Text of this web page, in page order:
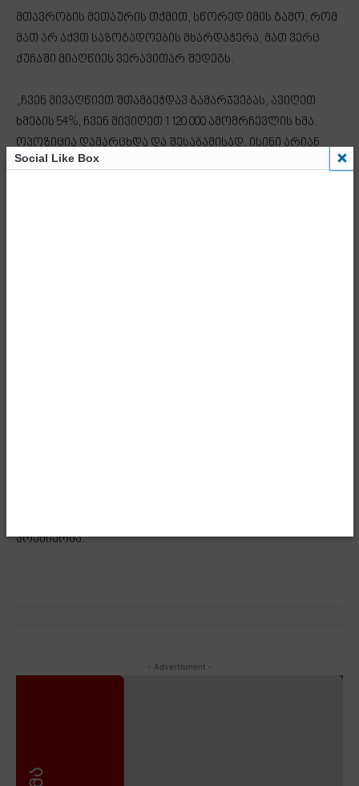
მთავრობის მეთაურის თქმით, სწორედ იმის გამო, რომ
მათ არ აქვთ საზოგადოების მხარდაჭერა, მათ ვერც
ქუჩაში მიაღწიეს ვერავითარ შედეგს.
„ჩვენ მივაღწიეთ შთამბეჭდავ გამარჯვებას, ავიღეთ
ხმების 54%, ჩვენ მივიღეთ 1 120 000 ამომრჩევლის ხმა.
ოპოზიცია დამარცხდა და შესაბამისად, ისინი არიან
უმცირესობა, თუმცა ისინი ცდილობენ, გარკვეული
პრემიერმა.
- Advertisment -
Social Like Box